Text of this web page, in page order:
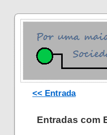
<< Entrada
Entradas com